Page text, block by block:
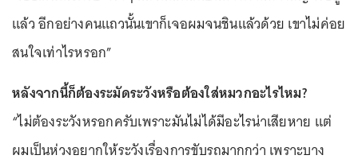
แล้ว อีกอย่างคนแถวนั้นเขาก็เจอผมจนชินแล้วด้วย เขาไม่ค่อย
สนใจเท่าไรหรอก”
หลังจากนี้ก็ต้องระมัดระวังหรือต้องใส่หมวกอะไรไหม?
“ไม่ต้องระวังหรอกครับเพราะมันไม่ได้มีอะไรน่าเสียหาย แต่
ผมเป็นห่วงอยากให้ระวังเรื่องการขับรถมากกว่า เพราะบาง